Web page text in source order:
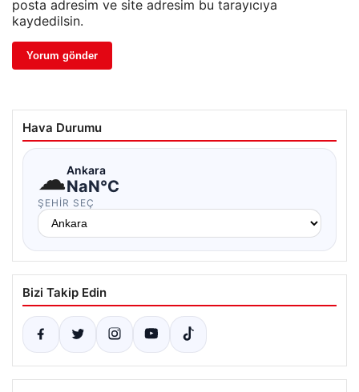
posta adresim ve site adresim bu tarayıcıya
kaydedilsin.
Hava Durumu
☁Ankara
NaN°C
ŞEHIR SEÇ
Bizi Takip Edin